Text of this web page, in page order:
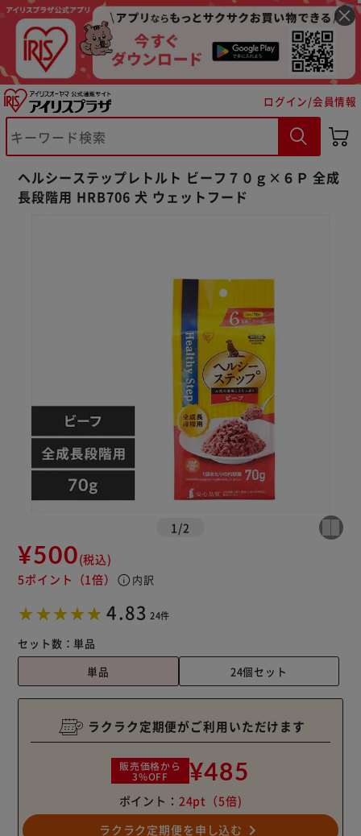
ログイン/会員情報
ヘルシーステップレトルト ビーフ７０ｇ×６Ｐ 全成
長段階用 HRB706 犬 ウェットフード
1 /2
¥500(税込)
5ポイント （1倍） info 内訳
4.83 24件
セット数： 単品
単品
24個セット
ラクラク定期便がご利用いただけます
販売価格から
3%OFF ¥485
ポイント： 24pt （5倍)
ラクラク定期便を申し込む navigate_next
※ご確認ください